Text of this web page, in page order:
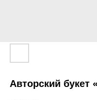
Авторский